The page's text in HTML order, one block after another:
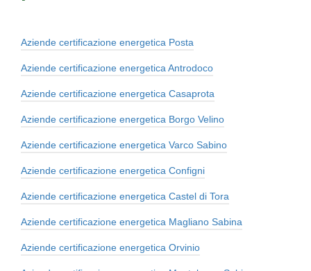
Aziende certificazione energetica Posta
Aziende certificazione energetica Antrodoco
Aziende certificazione energetica Casaprota
Aziende certificazione energetica Borgo Velino
Aziende certificazione energetica Varco Sabino
Aziende certificazione energetica Configni
Aziende certificazione energetica Castel di Tora
Aziende certificazione energetica Magliano Sabina
Aziende certificazione energetica Orvinio